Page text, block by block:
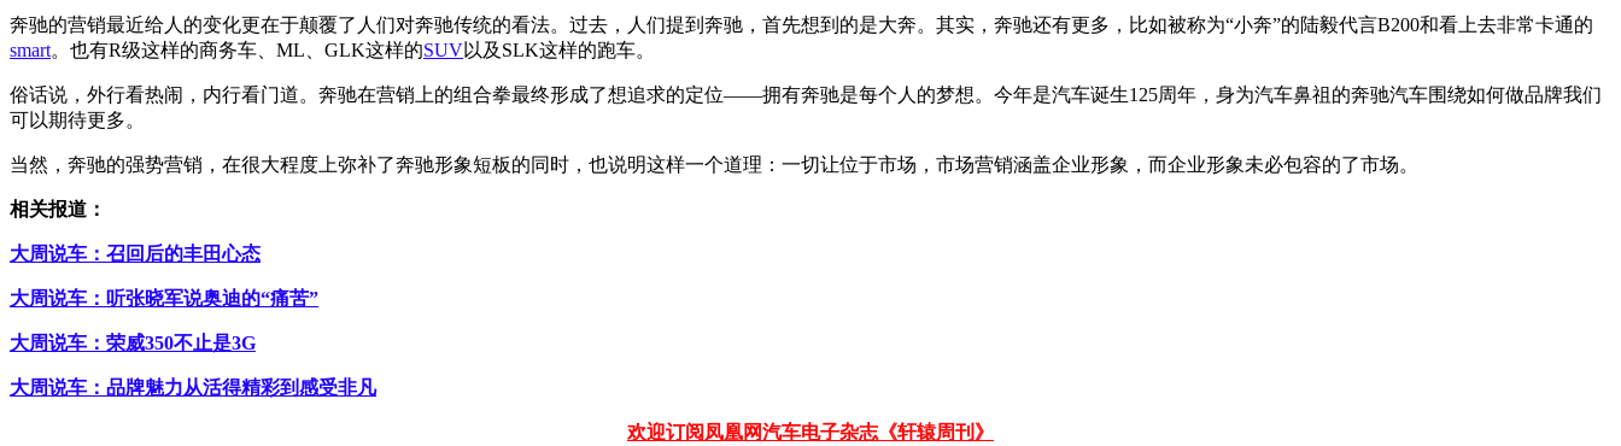
奔驰的营销最近给人的变化更在于颠覆了人们对奔驰传统的看法。过去，人们提到奔驰，首先想到的是大奔。其实，奔驰还有更多，比如被称为“小奔”的陆毅代言B200和看上去非常卡通的
smart。也有R级这样的商务车、ML、GLK这样的SUV以及SLK这样的跑车。
俗话说，外行看热闹，内行看门道。奔驰在营销上的组合拳最终形成了想追求的定位——拥有奔驰是每个人的梦想。今年是汽车诞生125周年，身为汽车鼻祖的奔驰汽车围绕如何做品牌我们
可以期待更多。
当然，奔驰的强势营销，在很大程度上弥补了奔驰形象短板的同时，也说明这样一个道理：一切让位于市场，市场营销涵盖企业形象，而企业形象未必包容的了市场。
相关报道：
大周说车：召回后的丰田心态
大周说车：听张晓军说奥迪的“痛苦”
大周说车：荣威350不止是3G
大周说车：品牌魅力从活得精彩到感受非凡
欢迎订阅凤凰网汽车电子杂志《轩辕周刊》